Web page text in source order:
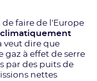
de faire de l'Europe
veut dire que
gaz à effet de serre
par des puits de
nettes